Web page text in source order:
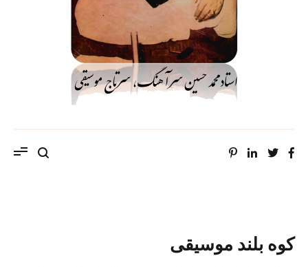
ویب سایت استاد محمد حسین سراهنگ، سرتاج
کوه بلند موسیقی